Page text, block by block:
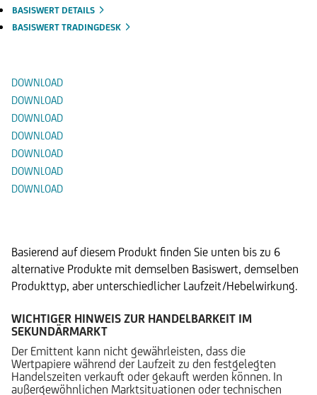
BASISWERT DETAILS
BASISWERT TRADINGDESK
DOWNLOAD
DOWNLOAD
DOWNLOAD
DOWNLOAD
DOWNLOAD
DOWNLOAD
DOWNLOAD
Basierend auf diesem Produkt finden Sie unten bis zu 6
alternative Produkte mit demselben Basiswert, demselben
Produkttyp, aber unterschiedlicher Laufzeit/Hebelwirkung.
WICHTIGER HINWEIS ZUR HANDELBARKEIT IM
SEKUNDÄRMARKT
Der Emittent kann nicht gewährleisten, dass die
Wertpapiere während der Laufzeit zu den festgelegten
Handelszeiten verkauft oder gekauft werden können. In
außergewöhnlichen Marktsituationen oder technischen